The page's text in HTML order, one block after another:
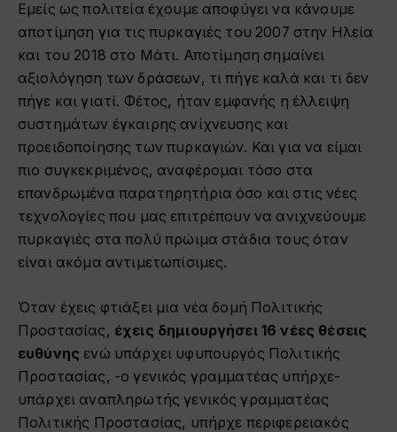
Εμείς ως πολιτεία έχουμε αποφύγει να κάνουμε
αποτίμηση για τις πυρκαγιές του 2007 στην Ηλεία
και του 2018 στο Μάτι. Αποτίμηση σημαίνει
αξιολόγηση των δράσεων, τι πήγε καλά και τι δεν
πήγε και γιατί. Φέτος, ήταν εμφανής η έλλειψη
συστημάτων έγκαιρης ανίχνευσης και
προειδοποίησης των πυρκαγιών. Και για να είμαι
πιο συγκεκριμένος, αναφέρομαι τόσο στα
επανδρωμένα παρατηρητήρια όσο και στις νέες
τεχνολογίες που μας επιτρέπουν να ανιχνεύουμε
πυρκαγιές στα πολύ πρώιμα στάδια τους όταν
είναι ακόμα αντιμετωπίσιμες.
Όταν έχεις φτιάξει μια νέα δομή Πολιτικής
Προστασίας, έχεις δημιουργήσει 16 νέες θέσεις
ευθύνης ενώ υπάρχει υφυπουργός Πολιτικής
Προστασίας, -ο γενικός γραμματέας υπήρχε-
υπάρχει αναπληρωτής γενικός γραμματέας
Πολιτικής Προστασίας, υπήρχε περιφερειακός